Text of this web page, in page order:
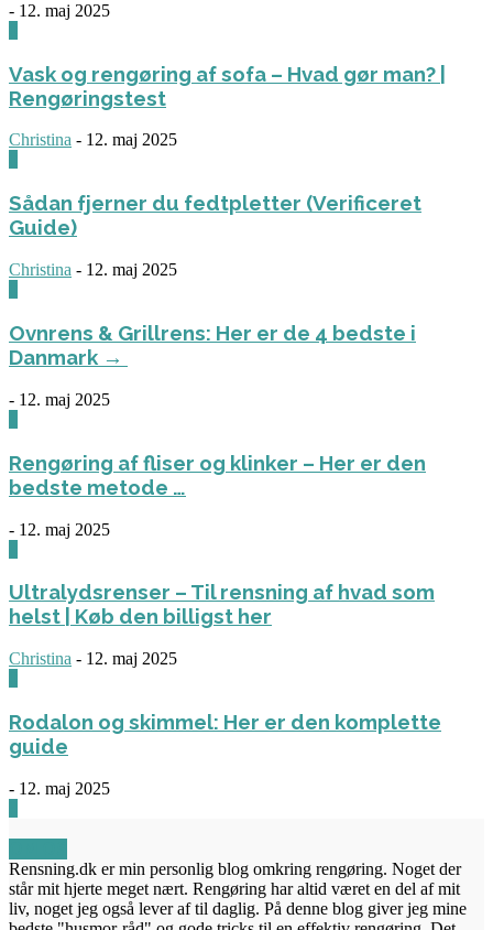
- 12. maj 2025
Vask og rengøring af sofa – Hvad gør man? |
Rengøringstest
Christina - 12. maj 2025
Sådan fjerner du fedtpletter (Verificeret
Guide)
Christina - 12. maj 2025
Ovnrens & Grillrens: Her er de 4 bedste i
Danmark →
- 12. maj 2025
Rengøring af fliser og klinker – Her er den
bedste metode …
- 12. maj 2025
Ultralydsrenser – Til rensning af hvad som
helst | Køb den billigst her
Christina - 12. maj 2025
Rodalon og skimmel: Her er den komplette
guide
- 12. maj 2025
Rensning.dk er min personlig blog omkring rengøring. Noget der
står mit hjerte meget nært. Rengøring har altid været en del af mit
liv, noget jeg også lever af til daglig. På denne blog giver jeg mine